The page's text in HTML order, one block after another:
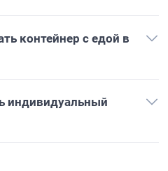
контейнер с едой в
индивидуальный